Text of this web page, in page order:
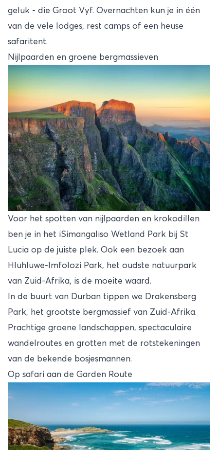
geluk - die Groot Vyf. Overnachten kun je in één
van de vele lodges, rest camps of een heuse
safaritent.
Nijlpaarden en groene bergmassieven
Voor het spotten van nijlpaarden en krokodillen
ben je in het iSimangaliso Wetland Park bij St
Lucia op de juiste plek. Ook een bezoek aan
Hluhluwe-Imfolozi Park, het oudste natuurpark
van Zuid-Afrika, is de moeite waard.
In de buurt van Durban tippen we Drakensberg
Park, het grootste bergmassief van Zuid-Afrika.
Prachtige groene landschappen, spectaculaire
wandelroutes en grotten met de rotstekeningen
van de bekende bosjesmannen.
Op safari aan de Garden Route